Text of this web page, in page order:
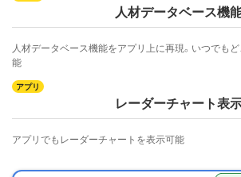
人材データベース機
人材データベース機能をアプリ上に再現。いつでも
能
レーダーチャート表
アプリでもレーダーチャートを表示可能